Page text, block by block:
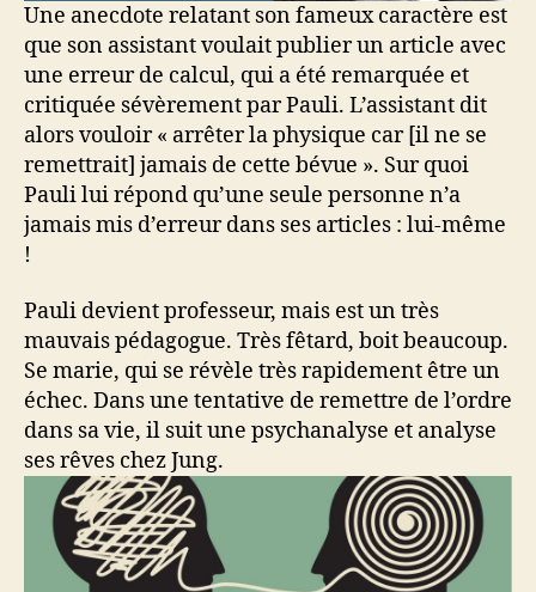
Une anecdote relatant son fameux caractère est
que son assistant voulait publier un article avec
une erreur de calcul, qui a été remarquée et
critiquée sévèrement par Pauli. L’assistant dit
alors vouloir « arrêter la physique car [il ne se
remettrait] jamais de cette bévue ». Sur quoi
Pauli lui répond qu’une seule personne n’a
jamais mis d’erreur dans ses articles : lui-même
!
Pauli devient professeur, mais est un très
mauvais pédagogue. Très fêtard, boit beaucoup.
Se marie, qui se révèle très rapidement être un
échec. Dans une tentative de remettre de l’ordre
dans sa vie, il suit une psychanalyse et analyse
ses rêves chez Jung.